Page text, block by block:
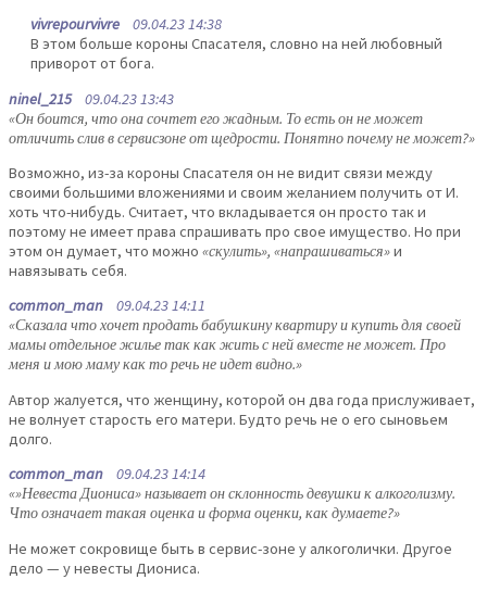
vivrepourvivre 09.04.23 14:38
В этом больше короны Спасателя, словно на ней любовный
приворот от бога.
ninel_21509.04.23 13:43
«Он боится, что она сочтет его жадным. То есть он не может
отличить слив в сервисзоне от щедрости. Понятно почему не может?»
Возможно, из-за короны Спасателя он не видит связи между
своими большими вложениями и своим желанием получить от И.
хоть что-нибудь. Считает, что вкладывается он просто так и
поэтому не имеет права спрашивать про свое имущество. Но при
этом он думает, что можно «скулить», «напрашиваться»и
навязывать себя.
common_man 09.04.23 14:11
«Сказала что хочет продать бабушкину квартиру и купить для своей
мамы отдельное жилье так как жить с ней вместе не может. Про
меня и мою маму как то речь не идет видно.»
Автор жалуется, что женщину, которой он два года прислуживает,
не волнует старость его матери. Будто речь не о его сыновьем
долго.
common_man 09.04.23 14:14
«»Невеста Диониса» называет он склонность девушки к алкоголизму.
Что означает такая оценка и форма оценки, как думаете?»
Не может сокровище быть в сервис-зоне у алкоголички. Другое
дело — у невесты Диониса.